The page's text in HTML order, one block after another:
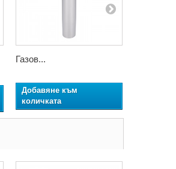
Газов...
Добавяне към
количката